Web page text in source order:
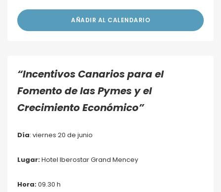
AÑADIR AL CALENDARIO
“Incentivos Canarios para el
Fomento de las Pymes y el
Crecimiento Económico”
Día: viernes 20 de junio
Lugar:Hotel Iberostar Grand Mencey
Hora:09.30 h